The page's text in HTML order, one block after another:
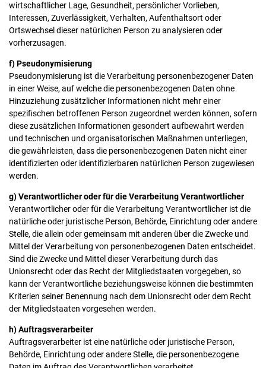
wirtschaftlicher Lage, Gesundheit, persönlicher Vorlieben,
Interessen, Zuverlässigkeit, Verhalten, Aufenthaltsort oder
Ortswechsel dieser natürlichen Person zu analysieren oder
vorherzusagen.
f) Pseudonymisierung
Pseudonymisierung ist die Verarbeitung personenbezogener Daten
in einer Weise, auf welche die personenbezogenen Daten ohne
Hinzuziehung zusätzlicher Informationen nicht mehr einer
spezifischen betroffenen Person zugeordnet werden können, sofern
diese zusätzlichen Informationen gesondert aufbewahrt werden
und technischen und organisatorischen Maßnahmen unterliegen,
die gewährleisten, dass die personenbezogenen Daten nicht einer
identifizierten oder identifizierbaren natürlichen Person zugewiesen
werden.
g) Verantwortlicher oder für die Verarbeitung Verantwortlicher
Verantwortlicher oder für die Verarbeitung Verantwortlicher ist die
natürliche oder juristische Person, Behörde, Einrichtung oder andere
Stelle, die allein oder gemeinsam mit anderen über die Zwecke und
Mittel der Verarbeitung von personenbezogenen Daten entscheidet.
Sind die Zwecke und Mittel dieser Verarbeitung durch das
Unionsrecht oder das Recht der Mitgliedstaaten vorgegeben, so
kann der Verantwortliche beziehungsweise können die bestimmten
Kriterien seiner Benennung nach dem Unionsrecht oder dem Recht
der Mitgliedstaaten vorgesehen werden.
h) Auftragsverarbeiter
Auftragsverarbeiter ist eine natürliche oder juristische Person,
Behörde, Einrichtung oder andere Stelle, die personenbezogene